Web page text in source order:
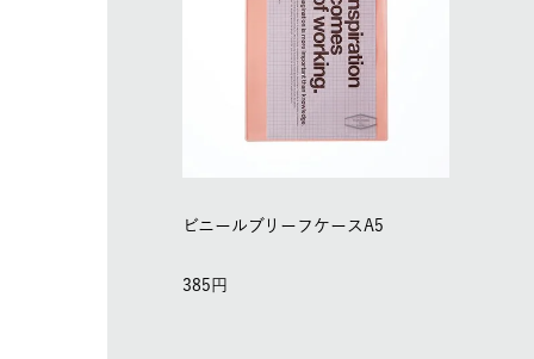
ビニールブリーフケースA5
385